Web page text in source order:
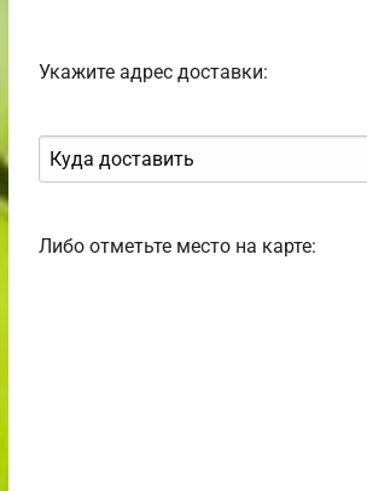
Укажите адрес доставки:
Либо отметьте место на карте: